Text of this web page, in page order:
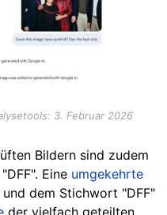
3. Februar 2026
Bildern sind zudem
Eine umgekehrte
dem Stichwort "DFF"
der vielfach geteilten